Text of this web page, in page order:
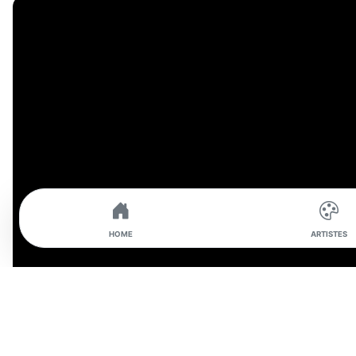
HOME ARTISTES